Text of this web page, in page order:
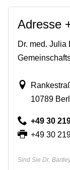
Adresse
Dr. med. Julia
10789
+49 30
+49 30
Sind Sie Dr.